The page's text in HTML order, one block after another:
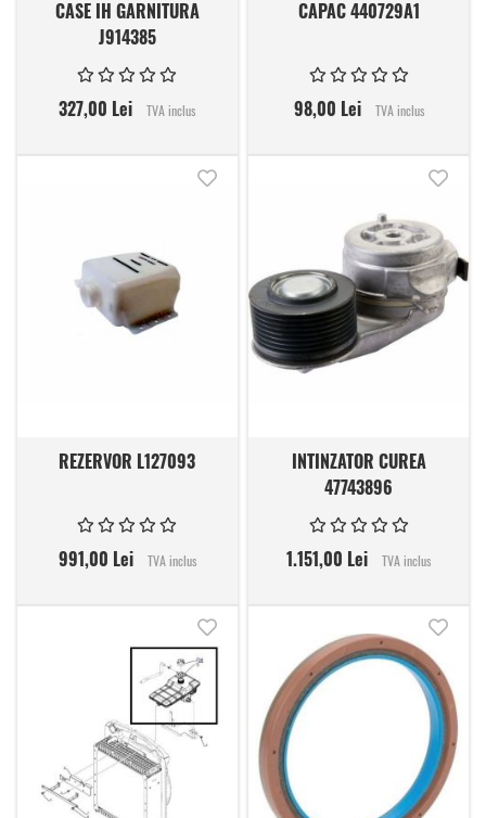
CASE IH GARNITURA
J914385
327,00 Lei TVA inclus
CAPAC 440729A1
98,00 Lei TVA inclus
REZERVOR L127093
991,00 Lei TVA inclus
INTINZATOR CUREA
47743896
1.151,00 Lei TVA inclus